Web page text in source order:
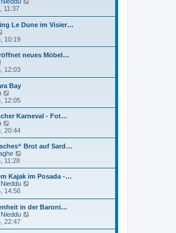
t
B
i
t
r
g
u
e
s
B
t
11:37
Le Dune im Visier…
e
u
e
t
B
e
t
r
a
g
10:19
neues Möbel…
e
u
e
s
t
e
r
B
e
t
r
a
g
12:03
Bay
e
u
e
t
B
e
i
r
a
g
12:05
Karneval - Fot…
e
u
e
s
t
r
B
e
i
t
r
a
g
20:44
Brot auf Sard…
u
e
s
B
e
11:28
Kajak im Posada -…
u
e
s
14:56
in der Baroni…
u
22:47